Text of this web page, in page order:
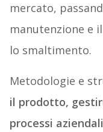
mercato,
manutenzione e
lo smaltimento.
Metodologie e
il prodotto,
processi